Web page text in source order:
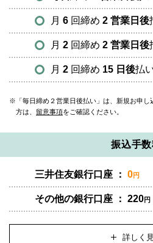
月 6回締め 2 営業日後
月 2回締め 2 営業日後
月 2回締め 15 日後払
「毎日締め２営業日後払い」は、新規お申
方は、 留意事項をご確認ください。
振込手
三井住友銀行口座 ： 0円
その他の銀行口座 ： 220円
詳しく